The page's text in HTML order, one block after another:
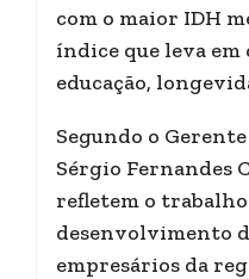
com o maior IDH
índice que leva em
educação,
Segundo o Gerente
Sérgio Fernandes
refletem o
desenvolvimento
empresários da